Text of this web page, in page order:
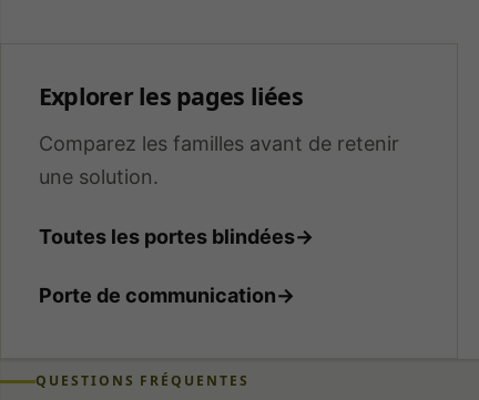
Explorer les pages liées
Comparez les familles avant de retenir
une solution.
Toutes les portes blindées→
Porte de communication→
QUESTIONS FRÉQUENTES